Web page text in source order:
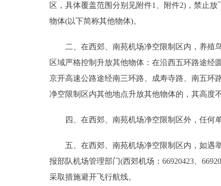
多语种
DEUTSCH
ESPAÑOL
ITALIANO
区，具体覆盖范围分别见附件1、附件2)，禁止
物体(以下简称其他物体)。
二、在西郊、南苑机场净空限制区内，养殖
区域严格控制升放其他物体：在沿西五环路途
京开高速公路途经南三环路、成寿寺路、南五环
净空限制区内其他地点升放其他物体的，其高度
四、在西郊、南苑机场净空限制区外，任何单
五、在西郊、南苑机场净空限制区内，如遇举
报部队机场管理部门(西郊机场：66920423、
采取措施避开飞行航线。